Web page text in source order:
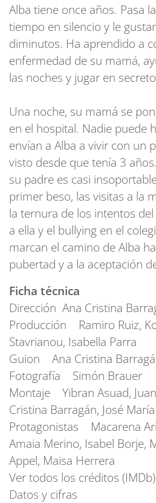
Alba tiene once años. Pasa
tiempo en silencio y le
diminutos. Ha aprendido a
enfermedad de su mamá,
las noches y jugar en
Una noche, su mamá se
en el hospital. Nadie puede
envían a Alba a vivir con un
visto desde que tenía 3
su padre es casi
primer beso, las visitas a la
la ternura de los intentos
a ella y el bullying en el
marcan el camino de Alba
pubertad y a la aceptación
Ficha técnica
Dirección Ana Cristina
Producción Ramiro Ruiz,
Stavrianou, Isabella Parra
Guion Ana Cristina
Fotografía Simón Brauer
Montaje Yibran Asuad,
Cristina Barragán, José
Protagonistas Macarena
Amaia Merino, Isabel Borje,
Appel, Maisa Herrera
Ver todos los créditos (IMDb)
Datos y cifras